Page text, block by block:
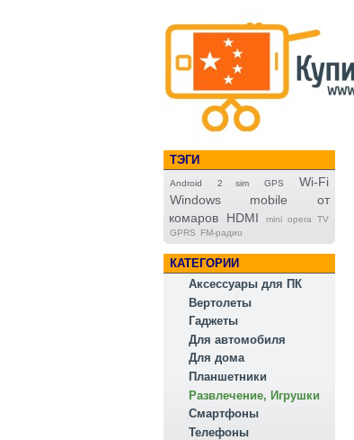
ТЭГИ
Android 2 sim GPS
Wi-Fi
Windows mobile
от
комаров
HDMI
mini opera TV
GPRS
FM-радио
КАТЕГОРИИ
Аксессуары для ПК
Вертолеты
Гаджеты
Для автомобиля
Для дома
Планшетники
Развлечение, Игрушки
Смартфоны
Телефоны